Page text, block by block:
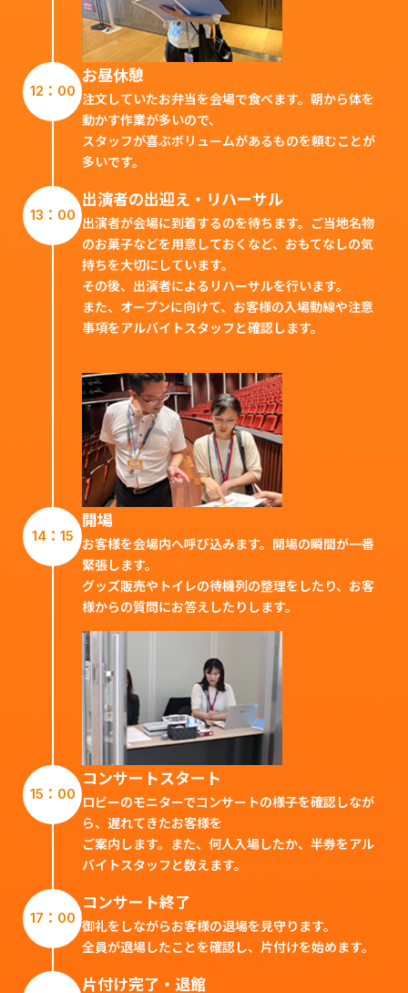
12：00
お昼休憩
注文していたお弁当を会場で食べます。朝から体を
動かす作業が多いので、
スタッフが喜ぶボリュームがあるものを頼むことが
多いです。
13：00
出演者の出迎え・リハーサル
出演者が会場に到着するのを待ちます。ご当地名物
のお菓子などを用意しておくなど、おもてなしの気
持ちを大切にしています。
その後、出演者によるリハーサルを行います。
また、オープンに向けて、お客様の入場動線や注意
事項をアルバイトスタッフと確認します。
14：15
開場
お客様を会場内へ呼び込みます。開場の瞬間が一番
緊張します。
グッズ販売やトイレの待機列の整理をしたり、お客
様からの質問にお答えしたりします。
15：00
コンサートスタート
ロビーのモニターでコンサートの様子を確認しなが
ら、遅れてきたお客様を
ご案内します。また、何人入場したか、半券をアル
バイトスタッフと数えます。
17：00
コンサート終了
御礼をしながらお客様の退場を見守ります。
全員が退場したことを確認し、片付けを始めます。
片付け完了・退館